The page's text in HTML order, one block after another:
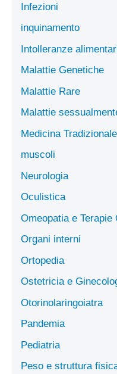
Infezioni
inquinamento
Intolleranze
Malattie Genetiche
Malattie Rare
Malattie
Medicina
muscoli
Neurologia
Oculistica
Omeopatia e Terapie
Organi interni
Ortopedia
Ostetricia e
Otorinolaringoiatra
Pandemia
Pediatria
Peso e struttura